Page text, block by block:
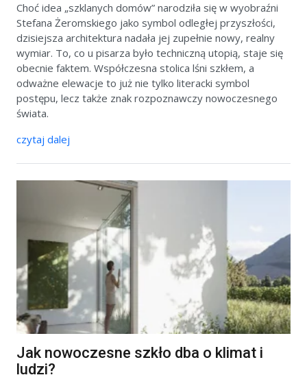
Choć idea „szklanych domów” narodziła się w wyobraźni
Stefana Żeromskiego jako symbol odległej przyszłości,
dzisiejsza architektura nadała jej zupełnie nowy, realny
wymiar. To, co u pisarza było techniczną utopią, staje się
obecnie faktem. Współczesna stolica lśni szkłem, a
odważne elewacje to już nie tylko literacki symbol
postępu, lecz także znak rozpoznawczy nowoczesnego
świata.
czytaj dalej
Jak nowoczesne szkło dba o klimat i
ludzi?